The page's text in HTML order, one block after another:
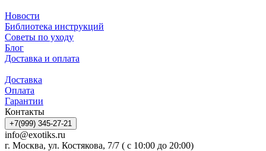
Новости
Библиотека инструкций
Советы по уходу
Блог
Доставка и оплата
Доставка
Оплата
Гарантии
Контакты
+7(999) 345-27-21
info@exotiks.ru
г. Москва, ул. Костякова, 7/7 ( с 10:00 до 20:00)